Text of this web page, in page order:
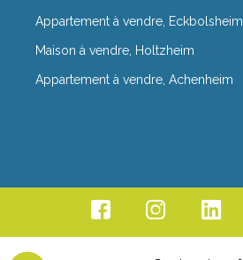
Appartement à vendre, Eckbolsheim
Maison à vendre, Holtzheim
Appartement à vendre, Achenheim